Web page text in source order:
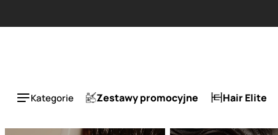
Kategorie Zestawy promocyjne Hair Elite